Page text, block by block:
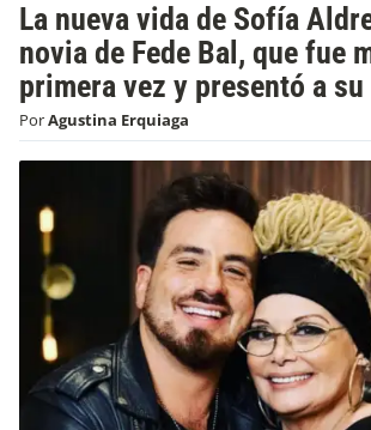
La nueva vida de Sofía
novia de Fede Bal, que fue
primera vez y presentó a
PorAgustina Erquiaga